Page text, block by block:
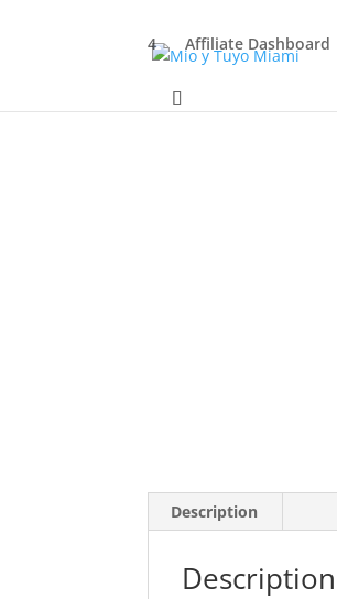
4 Affiliate Dashboard
Description
Description